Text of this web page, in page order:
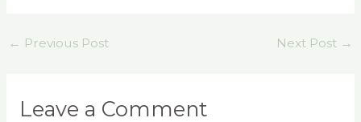
← Previous Post Next Post →
Leave a Comment